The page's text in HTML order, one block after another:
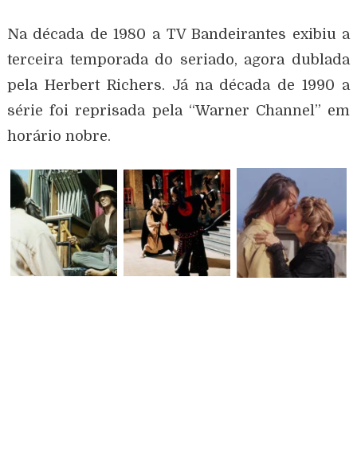
Na década de 1980 a TV Bandeirantes exibiu a
terceira temporada do seriado, agora dublada
pela Herbert Richers. Já na década de 1990 a
série foi reprisada pela “Warner Channel” em
horário nobre.